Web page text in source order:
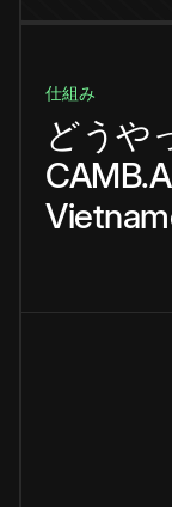
仕組み
どうや